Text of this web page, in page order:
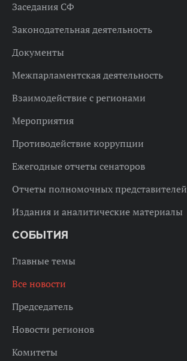
Заседания СФ
Законодательная деятельность
Документы
Межпарламентская деятельность
Взаимодействие с регионами
Мероприятия
Противодействие коррупции
Ежегодные отчеты сенаторов
Отчеты полномочных представителей
Издания и аналитические материалы
СОБЫТИЯ
Главные темы
Все новости
Председатель
Новости регионов
Комитеты